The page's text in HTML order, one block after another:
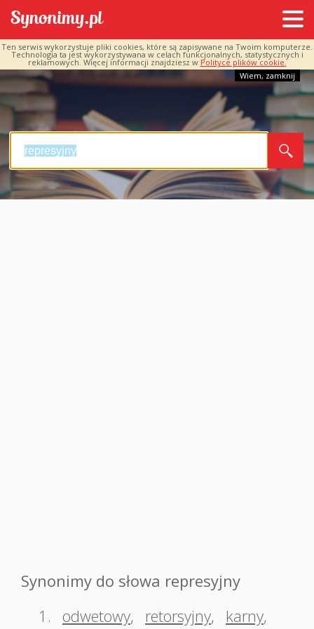
Ten serwis wykorzystuje pliki cookies, które są zapisywane na Twoim komputerze.
Technologia ta jest wykorzystywana w celach funkcjonalnych, statystycznych i
reklamowych. Więcej informacji znajdziesz w Polityce plików cookie.
Wiem, zamknij
Synonimy do słowa represyjny
1.
odwetowy, retorsyjny, karny,